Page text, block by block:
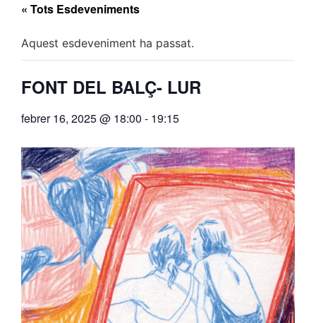
« Tots Esdeveniments
Aquest esdeveniment ha passat.
FONT DEL BALÇ- LUR
febrer 16, 2025 @ 18:00 - 19:15